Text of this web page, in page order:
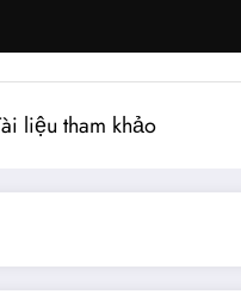
liệu tham khảo